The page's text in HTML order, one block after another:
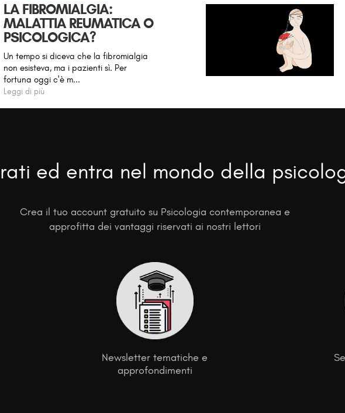
LA FIBROMIALGIA:
MALATTIA REUMATICA O
PSICOLOGICA?
Un tempo si diceva che la fibromialgia
non esisteva, ma i pazienti sì. Per
fortuna oggi c'è m...
Leggi di più
ed entra nel mondo della
Crea il tuo account gratuito su Psicologia contemporanea e
approfitta dei vantaggi riservati ai nostri lettori
Newsletter tematiche e
approfondimenti